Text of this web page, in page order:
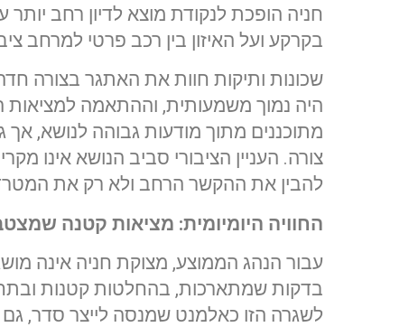
חניה הופכת לנקודת מוצא לדיון רחב יותר
בקרקע ועל האיזון בין רכב פרטי למרחב
שכונות ותיקות חוות את האתגר בצורה
היה נמוך משמעותית, וההתאמה למציאות
מתוכננים מתוך מודעות גבוהה לנושא,
צורה. העניין הציבורי סביב הנושא אינו
להבין את ההקשר הרחב ולא רק את
החוויה היומיומית: מציאות קטנה
עבור הנהג הממוצע, מצוקת חניה אינה
בדקות שמתארכות, בהחלטות קטנות
לשגרה הזו כאלמנט שמנסה לייצר סדר,